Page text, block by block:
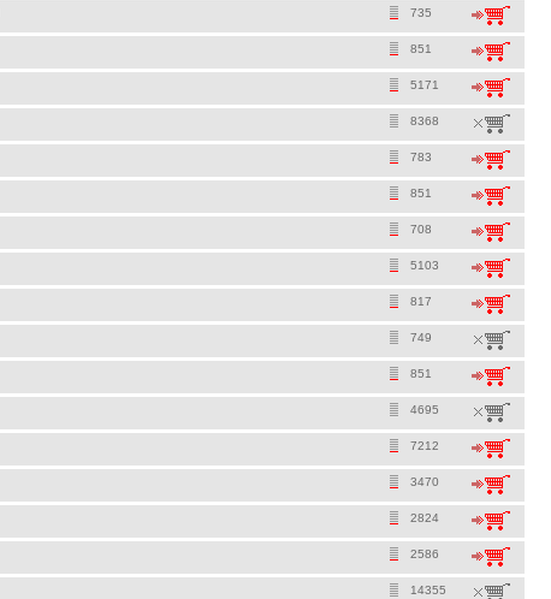
735
851
5171
8368
783
851
708
5103
817
749
851
4695
7212
3470
2824
2586
14355